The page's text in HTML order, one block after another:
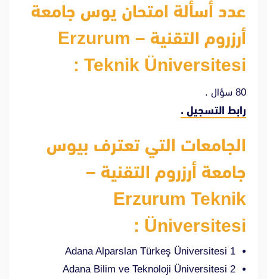
عدد أسألة امتحان يوس جامعة
أرزروم التقنية – Erzurum
Teknik Üniversitesi :
80 سؤال .
رابط التسجيل .
الجامعات التي تعترف بيوس
جامعة أرزروم التقنية –
Erzurum Teknik
Üniversitesi :
1 Adana Alparslan Türkeş Üniversitesi
2 Adana Bilim ve Teknoloji Üniversitesi